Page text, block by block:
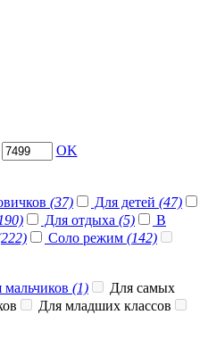
OK
(37) Для детей (47)
Для отдыха (5)
В
Соло режим (142)
мальчиков (1)
Для самых
Для младших классов